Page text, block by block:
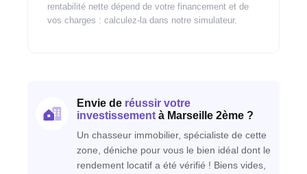
rentabilité nette dépend de votre financement et de
vos charges : calculez-la dans notre simulateur.
Envie de réussir votre
investissement à Marseille 2ème ?
Un chasseur immobilier, spécialiste de cette
zone, déniche pour vous le bien idéal dont le
rendement locatif a été vérifié ! Biens vides,